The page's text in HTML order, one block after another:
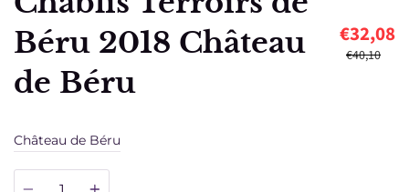
Béru 2018 Château
de Béru
€32,08
€40,10
Château de Béru
Quantità